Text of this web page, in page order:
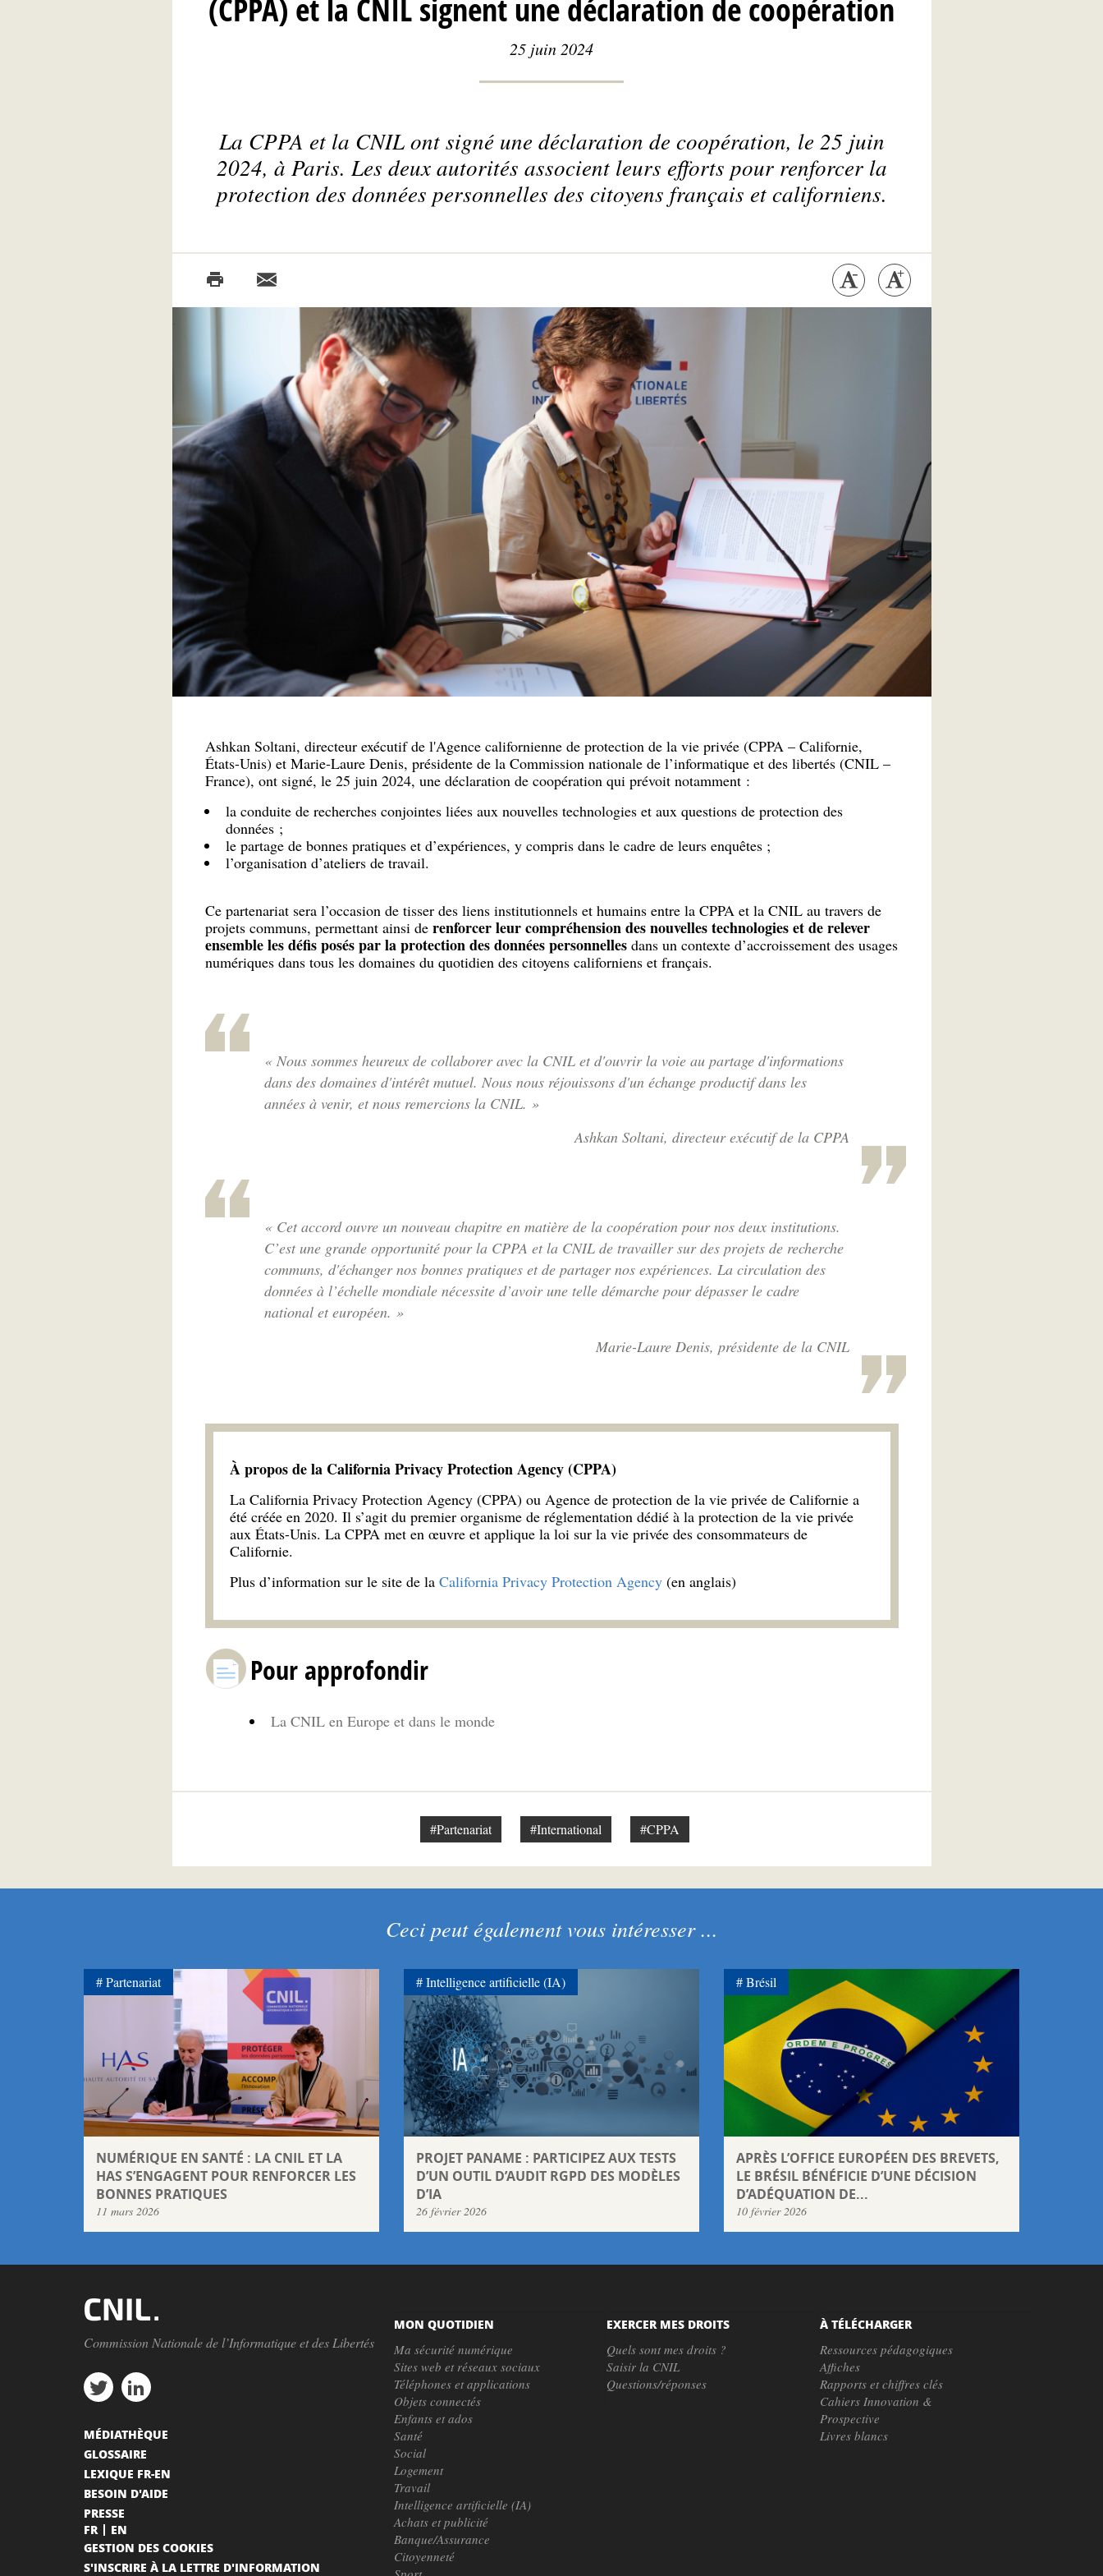
(CPPA) et la CNIL signent une déclaration de coopération
25 juin 2024
La CPPA et la CNIL ont signé une déclaration de coopération, le 25 juin
2024, à Paris. Les deux autorités associent leurs efforts pour renforcer la
protection des données personnelles des citoyens français et californiens.
Ashkan Soltani, directeur exécutif de l'Agence californienne de protection de la vie privée (CPPA – Californie,
États-Unis) et Marie-Laure Denis, présidente de la Commission nationale de l’informatique et des libertés (CNIL –
France), ont signé, le 25 juin 2024, une déclaration de coopération qui prévoit notamment :
la conduite de recherches conjointes liées aux nouvelles technologies et aux questions de protection des
données ;
le partage de bonnes pratiques et d’expériences, y compris dans le cadre de leurs enquêtes ;
l’organisation d’ateliers de travail.
Ce partenariat sera l’occasion de tisser des liens institutionnels et humains entre la CPPA et la CNIL au travers de
projets communs, permettant ainsi derenforcer leur compréhension des nouvelles technologies et de relever
ensemble les défis posés par la protection des données personnelles dans un contexte d’accroissement des usages
numériques dans tous les domaines du quotidien des citoyens californiens et français.
« Nous sommes heureux de collaborer avec la CNIL et d'ouvrir la voie au partage d'informations
dans des domaines d'intérêt mutuel. Nous nous réjouissons d'un échange productif dans les
années à venir, et nous remercions la CNIL. »
Ashkan Soltani, directeur exécutif de la CPPA
« Cet accord ouvre un nouveau chapitre en matière de la coopération pour nos deux institutions.
C’est une grande opportunité pour la CPPA et la CNIL de travailler sur des projets de recherche
communs, d'échanger nos bonnes pratiques et de partager nos expériences. La circulation des
données à l’échelle mondiale nécessite d’avoir une telle démarche pour dépasser le cadre
national et européen. »
Marie-Laure Denis, présidente de la CNIL
À propos de la California Privacy Protection Agency (CPPA)
La California Privacy Protection Agency (CPPA) ou Agence de protection de la vie privée de Californie a
été créée en 2020. Il s’agit du premier organisme de réglementation dédié à la protection de la vie privée
aux États-Unis. La CPPA met en œuvre et applique la loi sur la vie privée des consommateurs de
Californie.
Plus d’information sur le site de la California Privacy Protection Agency(en anglais)
Pour approfondir
La CNIL en Europe et dans le monde
#Partenariat #International #CPPA
Ceci peut également vous intéresser ...
NUMÉRIQUE EN SANTÉ : LA CNIL ET LA
HAS S’ENGAGENT POUR RENFORCER LES
BONNES PRATIQUES
11 mars 2026
Partenariat
PROJET PANAME : PARTICIPEZ AUX TESTS
D’UN OUTIL D’AUDIT RGPD DES MODÈLES
D’IA
26 février 2026
Intelligence artificielle (IA)
APRÈS L’OFFICE EUROPÉEN DES BREVETS,
LE BRÉSIL BÉNÉFICIE D’UNE DÉCISION
D’ADÉQUATION DE...
10 février 2026
Brésil
Commission Nationale de l’Informatique et des Libertés
MON QUOTIDIEN
Ma sécurité numérique
Sites web et réseaux sociaux
Téléphones et applications
Objets connectés
Enfants et ados
Santé
Social
Logement
Travail
Intelligence artificielle (IA)
Achats et publicité
Banque/Assurance
Citoyenneté
EXERCER MES DROITS
Quels sont mes droits ?
Saisir la CNIL
Questions/réponses
À TÉLÉCHARGER
Ressources pédagogiques
Affiches
Rapports et chiffres clés
Cahiers Innovation &
Prospective
Livres blancs
MÉDIATHÈQUE
GLOSSAIRE
LEXIQUE FR-EN
BESOIN D'AIDE
PRESSE
FR
EN
GESTION DES COOKIES
S'INSCRIRE À LA LETTRE D'INFORMATION